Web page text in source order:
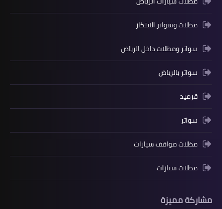
مظلات وسواتر الابتكار
سواتر ومظلات داخل الرياض
سواتر بالرياض
قرميد
سواتر
مظلات مواقف سيارات
مظلات سيارات
مشاركة مميزة